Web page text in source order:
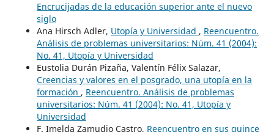
Encrucijadas de la educación superior ante el nuevo
siglo
Ana Hirsch Adler, Utopía y Universidad , Reencuentro.
Análisis de problemas universitarios: Núm. 41 (2004):
No. 41, Utopía y Universidad
Eustolia Durán Pizaña, Valentín Félix Salazar,
Creencias y valores en el posgrado, una utopía en la
formación , Reencuentro. Análisis de problemas
universitarios: Núm. 41 (2004): No. 41, Utopía y
Universidad
F. Imelda Zamudio Castro, Reencuentro en sus quince